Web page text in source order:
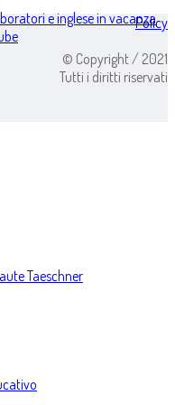
e inglese in vacanza
Taeschner
Policy
© Copyright / 2021
Tutti i diritti riservati